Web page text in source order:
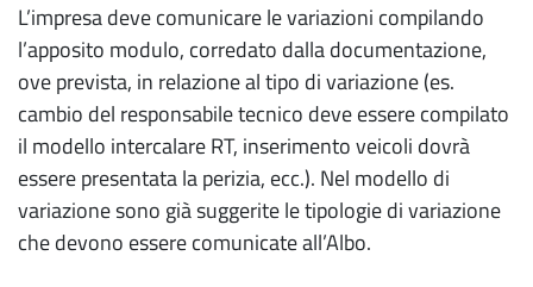
L’impresa deve comunicare le variazioni compilando
l’apposito modulo, corredato dalla documentazione,
ove prevista, in relazione al tipo di variazione (es.
cambio del responsabile tecnico deve essere compilato
il modello intercalare RT, inserimento veicoli dovrà
essere presentata la perizia, ecc.). Nel modello di
variazione sono già suggerite le tipologie di variazione
che devono essere comunicate all’Albo.